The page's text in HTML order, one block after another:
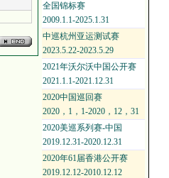
全国锦标赛
2009.1.1-2025.1.31
中巡杭州亚运测试赛
2023.5.22-2023.5.29
2021年沃尔沃中国公开赛
2021.1.1-2021.12.31
2020中国巡回赛
2020，1，1-2020，12，31
2020美巡系列赛-中国
2019.12.31-2020.12.31
2020年61届香港公开赛
2019.12.12-2010.12.12